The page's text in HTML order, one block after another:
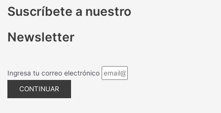
Suscríbete a nuestro
Newsletter
Ingresa tu correo electrónico
CONTINUAR